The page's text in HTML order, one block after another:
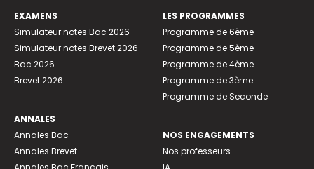
EXAMENS
Simulateur notes Bac 2026
Simulateur notes Brevet 2026
Bac 2026
Brevet 2026
ANNALES
Annales Bac
Annales Brevet
LES PROGRAMMES
Programme de 6ème
Programme de 5ème
Programme de 4ème
Programme de 3ème
Programme de Seconde
NOS ENGAGEMENTS
Nos professeurs